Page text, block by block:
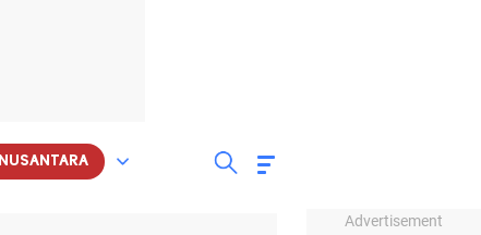
Advertisement
NUSANTARA